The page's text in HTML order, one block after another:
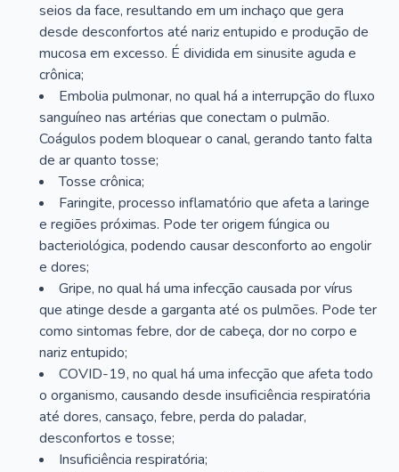
seios da face, resultando em um inchaço que gera
desde desconfortos até nariz entupido e produção de
mucosa em excesso. É dividida em sinusite aguda e
crônica;
Embolia pulmonar, no qual há a interrupção do fluxo
sanguíneo nas artérias que conectam o pulmão.
Coágulos podem bloquear o canal, gerando tanto falta
de ar quanto tosse;
Tosse crônica;
Faringite, processo inflamatório que afeta a laringe
e regiões próximas. Pode ter origem fúngica ou
bacteriológica, podendo causar desconforto ao engolir
e dores;
Gripe, no qual há uma infecção causada por vírus
que atinge desde a garganta até os pulmões. Pode ter
como sintomas febre, dor de cabeça, dor no corpo e
nariz entupido;
COVID-19, no qual há uma infecção que afeta todo
o organismo, causando desde insuficiência respiratória
até dores, cansaço, febre, perda do paladar,
desconfortos e tosse;
Insuficiência respiratória;